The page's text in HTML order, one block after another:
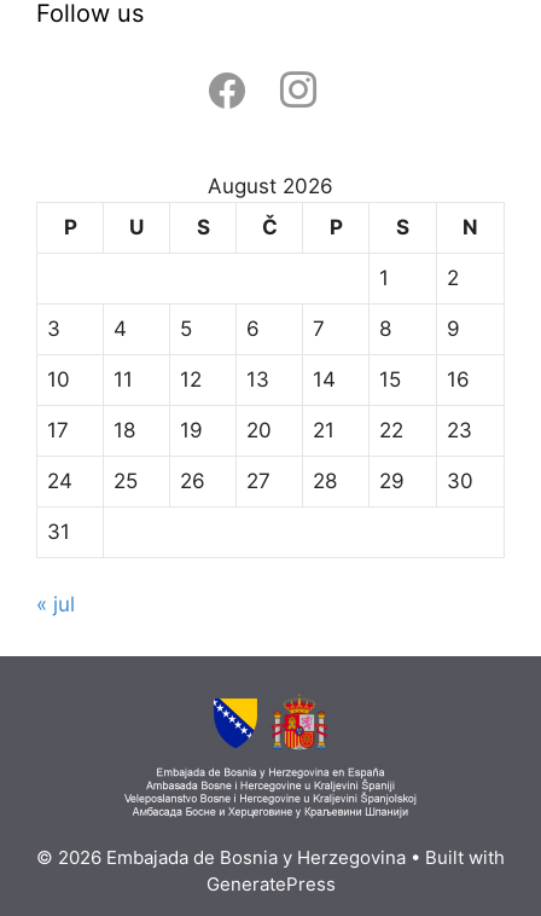
Follow us
facebookinstagram
August 2026
P
U S Č P S N
1 2
3 4 5 6 7 8 9
10 11 12 13 14 15 16
17 18 19 20 21 22 23
24 25 26 27 28 29 30
31
« jul
© 2026 Embajada de Bosnia y Herzegovina • Built with
GeneratePress